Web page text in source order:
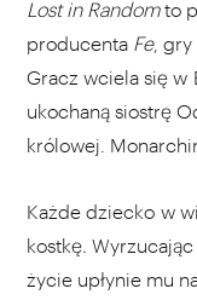
Lost in Randomto
producenta Fe, gry
Gracz wciela się w
ukochaną siostrę
królowej.
Każde dziecko w
kostkę.
życie upłynie mu